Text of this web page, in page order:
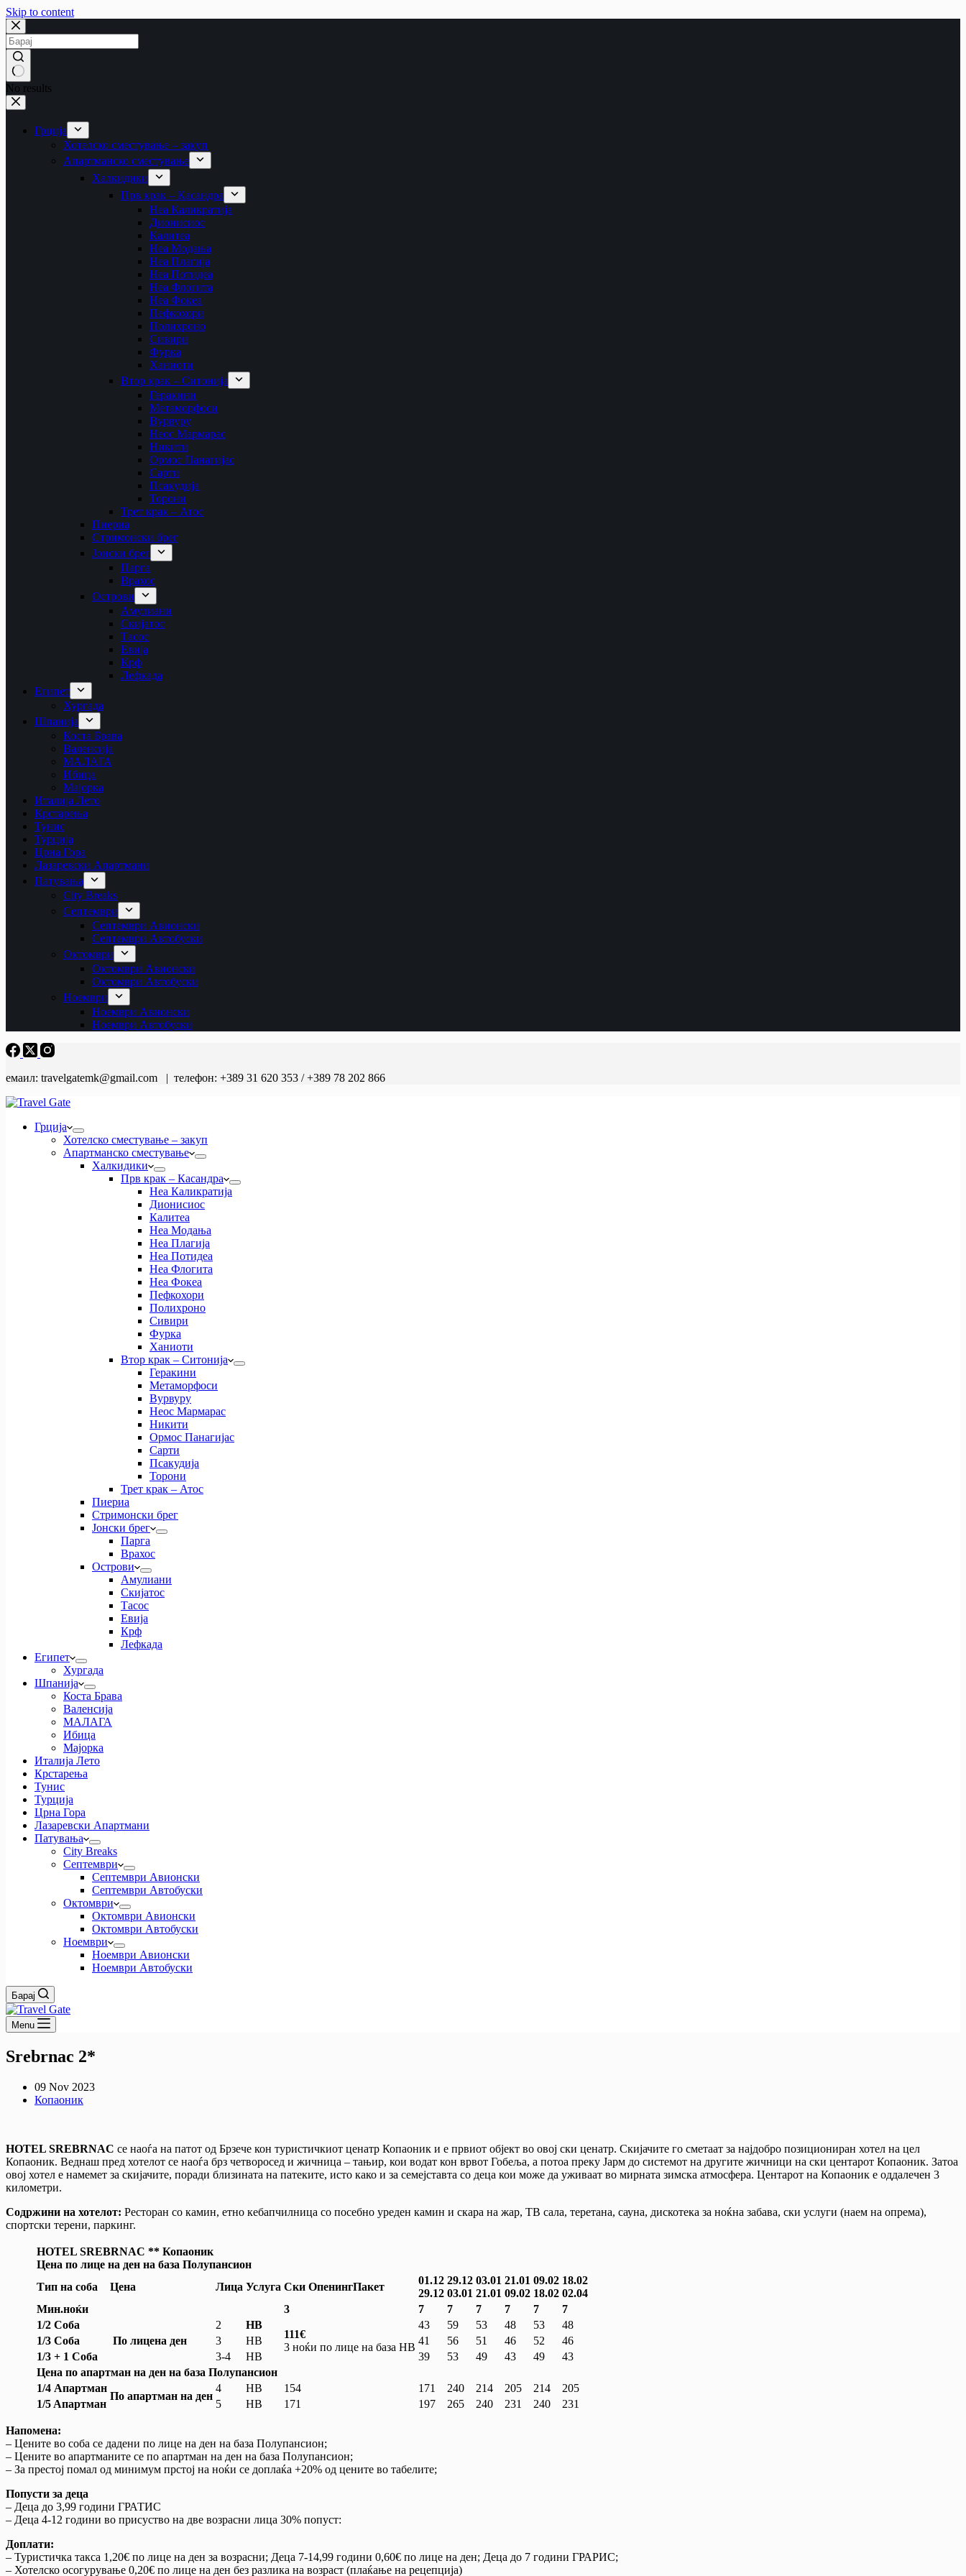
Skip to content
No results
Грција
Хотелско сместување – закуп
Апартманско сместување
Халкидики
Прв крак – Касандра
Неа Каликратија
Дионисиос
Калитеа
Неа Модања
Неа Плагија
Неа Потидеа
Неа Флогита
Неа Фокеа
Пефкохори
Полихроно
Сивири
Фурка
Ханиоти
Втор крак – Ситонија
Геракини
Метаморфоси
Вурвуру
Неос Мармарас
Никити
Ормос Панагијас
Сарти
Псакудија
Торони
Трет крак – Атос
Пиериа
Стримонски брег
Јонски брег
Парга
Врахос
Острови
Амулиани
Скијатос
Тасос
Евија
Крф
Лефкада
Египет
Хургада
Шпанија
Коста Брава
Валенсија
МАЛАГА
Ибица
Мајорка
Италија Лето
Крстарења
Тунис
Турција
Црна Гора
Лазаревски Апартмани
Патувања
City Breaks
Септември
Септември Авионски
Септември Автобуски
Октомври
Октомври Авионски
Октомври Автобуски
Ноември
Ноември Авионски
Ноември Автобуски
емаил: travelgatemk@gmail.com | телефон: +389 31 620 353 / +389 78 202 866
Грција
Хотелско сместување – закуп
Апартманско сместување
Халкидики
Прв крак – Касандра
Неа Каликратија
Дионисиос
Калитеа
Неа Модања
Неа Плагија
Неа Потидеа
Неа Флогита
Неа Фокеа
Пефкохори
Полихроно
Сивири
Фурка
Ханиоти
Втор крак – Ситонија
Геракини
Метаморфоси
Вурвуру
Неос Мармарас
Никити
Ормос Панагијас
Сарти
Псакудија
Торони
Трет крак – Атос
Пиериа
Стримонски брег
Јонски брег
Парга
Врахос
Острови
Амулиани
Скијатос
Тасос
Евија
Крф
Лефкада
Египет
Хургада
Шпанија
Коста Брава
Валенсија
МАЛАГА
Ибица
Мајорка
Италија Лето
Крстарења
Тунис
Турција
Црна Гора
Лазаревски Апартмани
Патувања
City Breaks
Септември
Септември Авионски
Септември Автобуски
Октомври
Октомври Авионски
Октомври Автобуски
Ноември
Ноември Авионски
Ноември Автобуски
Барај
Menu
Srebrnac 2*
09 Nov 2023
Копаоник
HOTEL SREBRNAC се наоѓа на патот од Брзече кон туристичкиот ценатр Копаоник и е првиот објект во овој ски ценатр. Скијачите го сметаат за најдобро позициониран хотел на цел
Копаоник. Веднаш пред хотелот се наоѓа брз четворосед и жичница – тањир, кои водат кон врвот Гобеља, а потоа преку Јарм до системот на другите жичници на ски центарот Копаоник. Затоа
овој хотел е намемет за скијачите, поради близината на патеките, исто како и за семејставта со деца кои може да уживаат во мирната зимска атмосфера. Центарот на Копаоник е оддалечен 3
километри.
Содржини на хотелот: Ресторан со камин, етно кебапчилница со посебно уреден камин и скара на жар, ТВ сала, теретана, сауна, дискотека за ноќна забава, ски услуги (наем на опрема),
спортски терени, паркинг.
HOTEL SREBRNAC ** Копаоник
Цена по лице на ден на база Полупансион
Тип на соба
Цена Лица Услуга Ски ОпенингПакет
01.12
29.12
29.12
03.01
03.01
21.01
21.01
09.02
09.02
18.02
18.02
02.04
Мин.ноќи
3 7 7 7 7 7
7
1/2 Соба
По лицена ден
2 НВ
111€
3 ноќи по лице на база НВ
43 59 53 48 53
48
1/3 Соба 3 НВ 41 56 51 46 52
46
1/3 + 1 Соба 3-4 НВ 39 53 49 43 49
43
Цена по апартман на ден на база Полупансион
1/4 Апартман
По апартман на ден
4 НВ 154 171 240 214 205 214
205
1/5 Aпартман 5 НВ 171 197 265 240 231 240 231
Напомена:
– Цените во соба се дадени по лице на ден на база Полупансион;
– Цените во апартманите се по апартман на ден на база Полупансион;
– За престој помал од минимум прстој на ноќи се доплаќа +20% од цените во табелите;
Попусти за деца
– Деца до 3,99 години ГРАТИС
– Деца 4-12 години во присуство на две возрасни лица 30% попуст:
Доплати:
– Туристичка такса 1,20€ по лице на ден за возрасни; Деца 7-14,99 години 0,60€ по лице на ден; Деца до 7 години ГРАРИС;
– Хотелско осогурување 0,20€ по лице на ден без разлика на возраст (плаќање на рецепција)